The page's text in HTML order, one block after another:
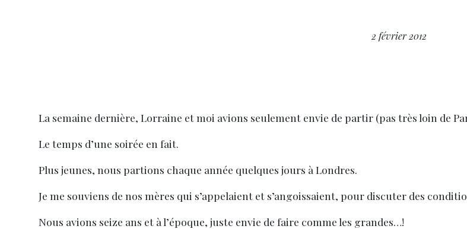
2 février 2012
La semaine dernière, Lorraine et moi avions seulement envie de partir (pas très loin de
Le temps d’une soirée en fait.
Plus jeunes, nous partions chaque année quelques jours à Londres.
Je me souviens de nos mères qui s’appelaient et s’angoissaient, pour discuter des
Nous avions seize ans et à l’époque, juste envie de faire comme les grandes…!